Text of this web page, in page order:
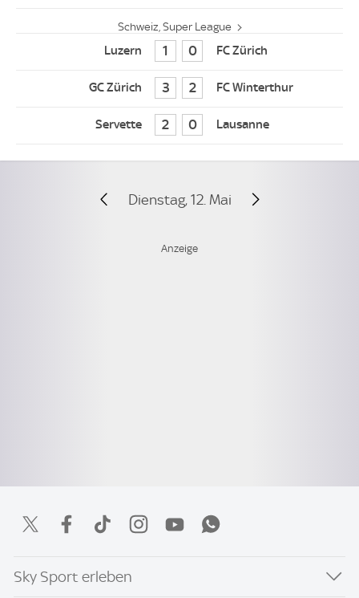
Schweiz, Super League
1 0
3 2
2 0
Dienstag, 12. Mai
Sky Sport erleben